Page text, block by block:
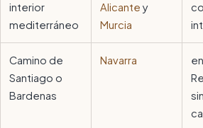
interior
mediterráneo
Alicante y
Murcia
Camino de
Santiago o
Bardenas
Navarra